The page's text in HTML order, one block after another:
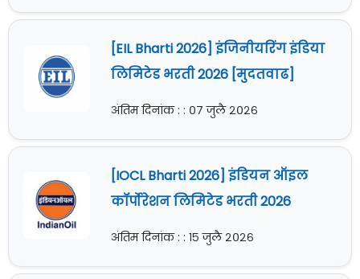
[EIL Bharti 2026] इंजिनीयरिंग इंडिया
लिमिटेड भरती 2026 [मुदतवाढ]
अंतिम दिनांक : : ०७ जुलै २०२६
[IOCL Bharti 2026] इंडियन ऑइल
कॉर्पोरेशन लिमिटेड भरती 2026
अंतिम दिनांक : : १५ जुलै २०२६